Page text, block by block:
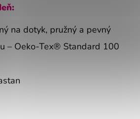
na dotyk, pružný a pevný
– Oeko-Tex® Standard 100